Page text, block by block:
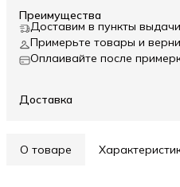
Преимущества
Доставим в пункты
Примерьте товары и
Оплаивайте после
Доставка
О товаре